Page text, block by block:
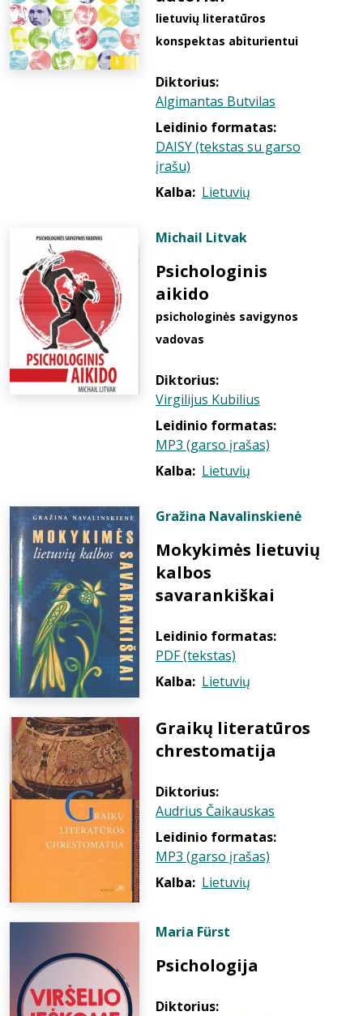
lietuvių literatūros
konspektas abiturientui
Diktorius:
Algimantas Butvilas
Leidinio formatas:
DAISY (tekstas su garso
įrašu)
Kalba: Lietuvių
Michail Litvak
Psichologinis
aikido
psichologinės savigynos
vadovas
Diktorius:
Virgilijus Kubilius
Leidinio formatas:
MP3 (garso įrašas)
Kalba: Lietuvių
Gražina Navalinskienė
Mokykimės lietuvių
kalbos
savarankiškai
Leidinio formatas:
PDF (tekstas)
Kalba: Lietuvių
Graikų literatūros
chrestomatija
Diktorius:
Audrius Čaikauskas
Leidinio formatas:
MP3 (garso įrašas)
Kalba: Lietuvių
Maria Fürst
Psichologija
Diktorius: